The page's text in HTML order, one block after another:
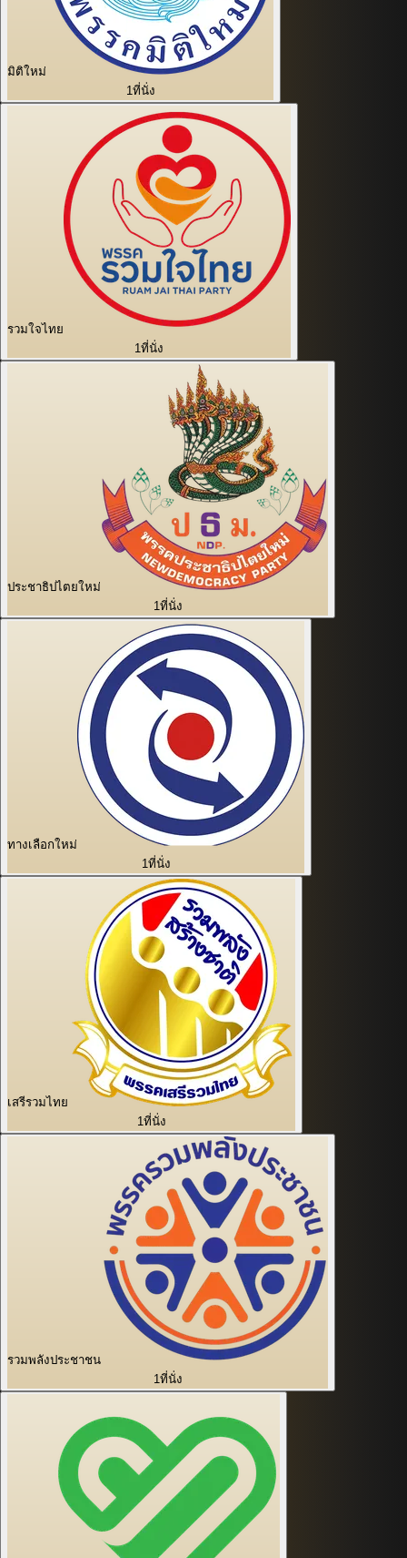
มิติใหม่
1ที่นั่ง
รวมใจไทย
1ที่นั่ง
ประชาธิปไตยใหม่
1ที่นั่ง
ทางเลือกใหม่
1ที่นั่ง
เสรีรวมไทย
1ที่นั่ง
รวมพลังประชาชน
1ที่นั่ง